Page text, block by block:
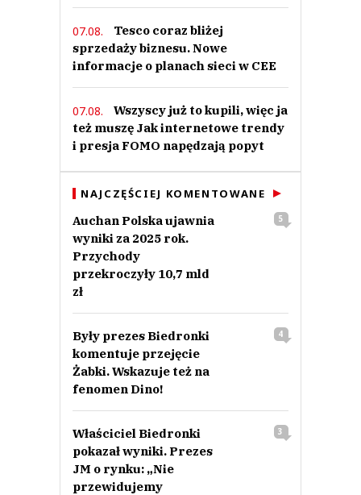
07.08.
Tesco coraz bliżej
sprzedaży biznesu. Nowe
informacje o planach sieci w CEE
07.08.
Wszyscy już to kupili, więc ja
też muszę Jak internetowe trendy
i presja FOMO napędzają popyt
NAJCZĘŚCIEJ KOMENTOWANE
Auchan Polska ujawnia
wyniki za 2025 rok.
Przychody
przekroczyły 10,7 mld
zł
5
Były prezes Biedronki
komentuje przejęcie
Żabki. Wskazuje też na
fenomen Dino!
4
Właściciel Biedronki
pokazał wyniki. Prezes
JM o rynku: „Nie
przewidujemy
3